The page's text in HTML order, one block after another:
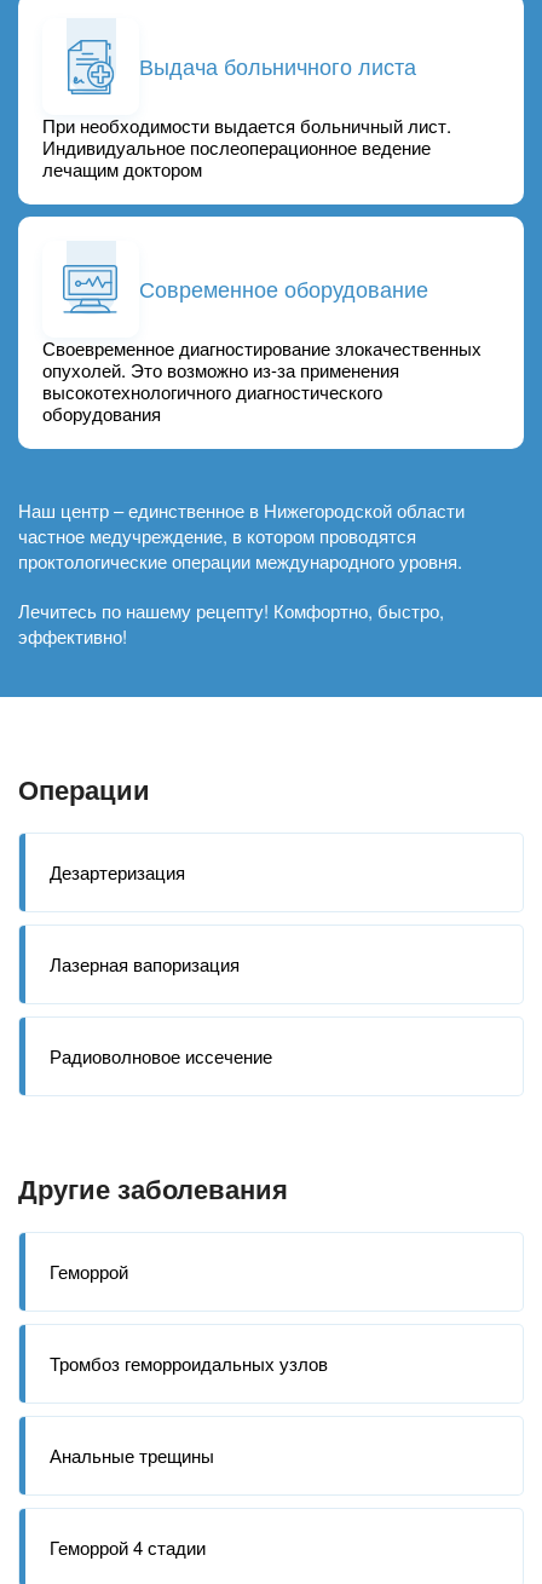
Выдача больничного листа
При необходимости выдается больничный лист.
Индивидуальное послеоперационное ведение
лечащим доктором
Современное оборудование
Своевременное диагностирование злокачественных
опухолей. Это возможно из-за применения
высокотехнологичного диагностического
оборудования
Наш центр – единственное в Нижегородской области
частное медучреждение, в котором проводятся
проктологические операции международного уровня.
Лечитесь по нашему рецепту! Комфортно, быстро,
эффективно!
Операции
Дезартеризация
Лазерная вапоризация
Радиоволновое иссечение
Другие заболевания
Геморрой
Тромбоз геморроидальных узлов
Анальные трещины
Геморрой 4 стадии